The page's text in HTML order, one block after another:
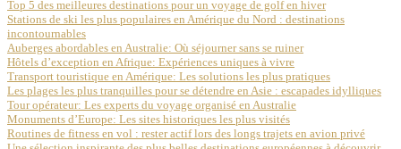
Top 5 des meilleures destinations pour un voyage de golf en hiver
Stations de ski les plus populaires en Amérique du Nord : destinations
incontournables
Auberges abordables en Australie: Où séjourner sans se ruiner
Hôtels d’exception en Afrique: Expériences uniques à vivre
Transport touristique en Amérique: Les solutions les plus pratiques
Les plages les plus tranquilles pour se détendre en Asie : escapades idylliques
Tour opérateur: Les experts du voyage organisé en Australie
Monuments d’Europe: Les sites historiques les plus visités
Routines de fitness en vol : rester actif lors des longs trajets en avion privé